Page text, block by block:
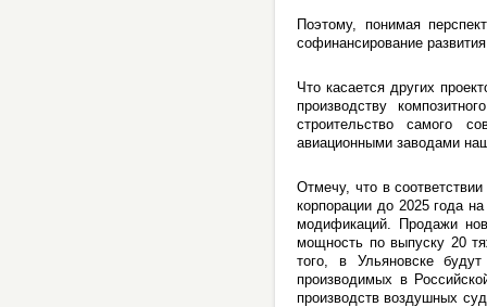
Поэтому, понимая
софинансирование
Что касается других
производству
строительство самого
авиационными заводами
Отмечу, что в
корпорации до 2025 года
модификаций. Продажи
мощность по выпуску 20
того, в Ульяновске
производимых в
производств воздушных